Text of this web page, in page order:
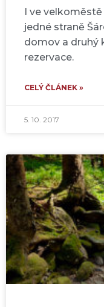
I ve
jedné straně
domov a druhý
rezervace.
CELÝ ČLÁNEK »
5. 10. 2017